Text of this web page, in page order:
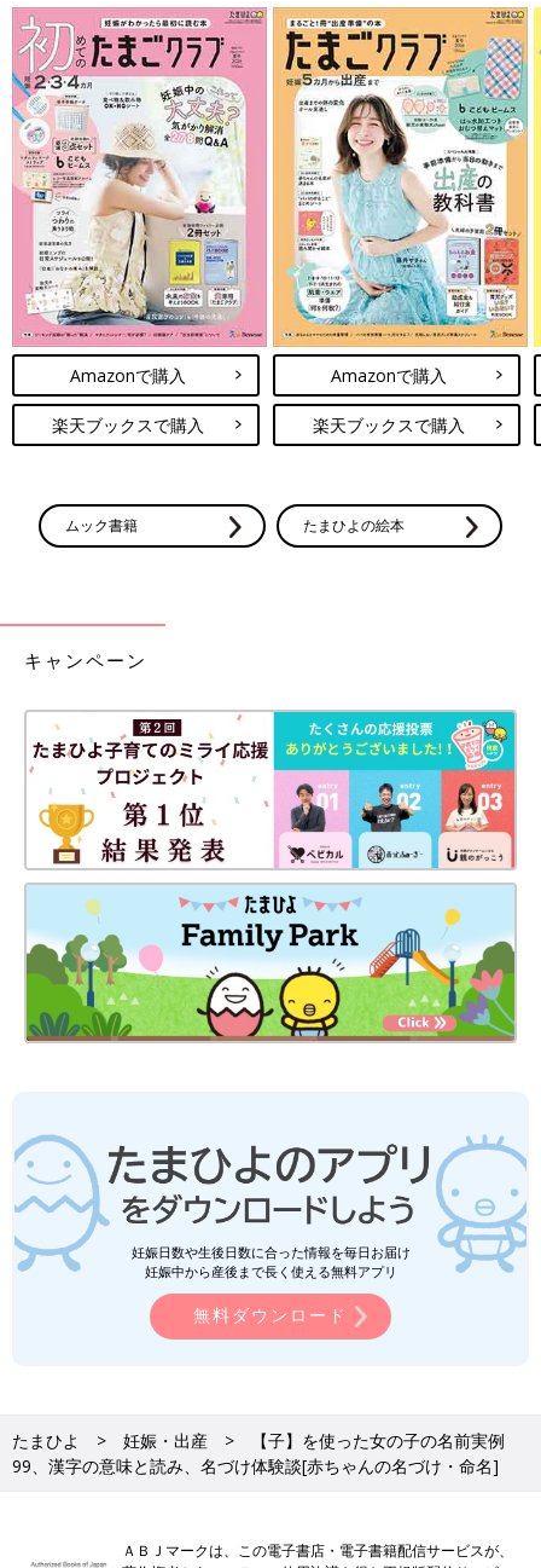
詩子（うたこ)
七菜子（ななこ)
芽生子（めいこ)
透子（とうこ)
優子（ゆうこ)
藍子（あいこ)
実子（みこ)
栞子（かこ)
芽依子（めいこ)
美香子（みかこ)
弥子（みこ)
菜子（なこ)
琳子（りんこ)
彩子（あこ)
ゆり子（ゆりこ)
果子（かこ)
萌々子（ももこ)
日南子（ひなこ)
雛子（ひなこ)
侑子（ゆうこ)
莉紗子（りさこ)
瑠璃子（るりこ)
薫子（かおるこ)
季子（きこ)
桔子（きこ)
慶子（けいこ)
景子（けいこ)
董子（とうこ)
葉子（ようこ)
姫菜子（ひなこ)
梨紗子（りさこ)
花穂子（かほこ)
美也子（みやこ)
蘭子（らんこ)
桐子（きりこ)
萌子（もえこ)
結芽子（ゆめこ)
瞳子（とうこ)
梅子（うめこ)
京子（きょうこ)
※2025年に施行された改正戸籍法により、漢字本来の読みにはな
を提出する際、上記に留意して名前を考えましょう。
Amazonで購入
楽天ブックスで購入
Amazonで購入
楽天ブックスで購入
ムック書籍 たまひよの絵本
キャンペーン
妊娠日数や生後日数に合った情報を毎日お届け
妊娠中から産後まで長く使える無料アプリ
無料ダウンロード
たまひよ 妊娠・出産
【子】を使った女の子の名前実例
99、漢字の意味と読み、名づけ体験談[赤ちゃんの名づけ・命名]
ＡＢＪマークは、この電子書店・電子書籍配信サービスが、